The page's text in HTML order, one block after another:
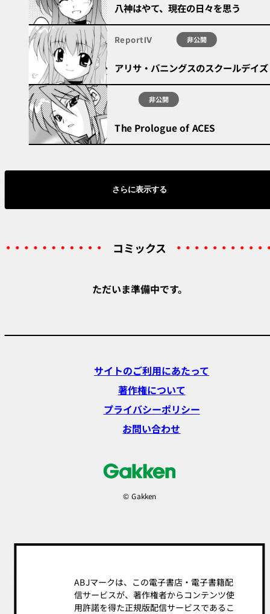
八神はやて、現在の日々を思う
ReportⅣ 非公開
アリサ・バニングスのスクールデイズ
非公開
The Prologue of ACES
さらに表示する
コミックス
ただいま準備中です。
サイトのご利用にあたって
著作権について
プライバシーポリシー
お問い合わせ
© Gakken
ABJマークは、この電子書店・電子書籍配
信サービスが、著作権者からコンテンツ使
用許諾を得た正規版配信サービスであるこ